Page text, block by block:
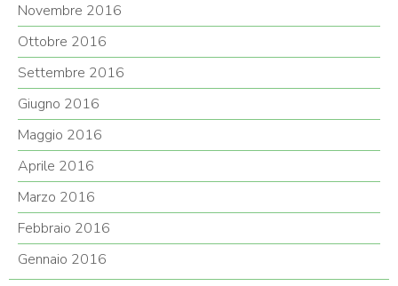
Novembre 2016
Ottobre 2016
Settembre 2016
Giugno 2016
Maggio 2016
Aprile 2016
Marzo 2016
Febbraio 2016
Gennaio 2016